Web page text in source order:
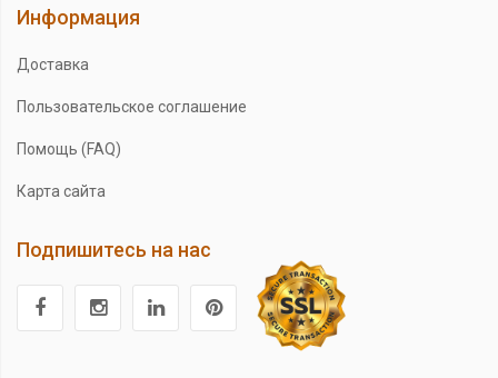
Информация
Доставка
Пользовательское соглашение
Помощь (FAQ)
Карта сайта
Подпишитесь на нас